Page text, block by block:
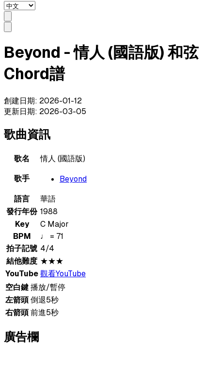
Beyond - 情人 (國語版) 和弦
Chord譜
創建日期: 2026-01-12
更新日期: 2026-03-05
歌曲資訊
歌名
情人 (國語版)
歌手
Beyond
語言
華語
發行年份 1988
Key
C Major
BPM
♩ = 71
拍子記號 4/4
結他難度 ★★★
YouTube觀看YouTube
空白鍵播放/暫停
左箭頭倒退5秒
右箭頭前進5秒
廣告欄